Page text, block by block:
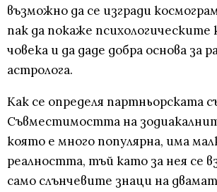
възможно да се изгради
пак да покаже психологическите
човека и да даде добра основа за
астролога.
Как се определя партньорската
Съвместимостта на
която е много популярна, има
реалността, тъй като за нея се
само слънчевите знаци на